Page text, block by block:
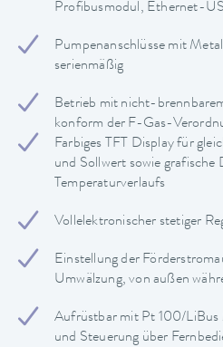
Profibusmodul, Ethernet-
Pumpenanschlüsse mit
serienmäßig
Betrieb mit nicht-
konform der F-Gas-
Farbiges TFT Display für
und Sollwert sowie grafische
Temperaturverlaufs
Vollelektronischer stetiger
Einstellung der
Umwälzung, von außen
Aufrüstbar mit Pt 100/LiBus
und Steuerung über